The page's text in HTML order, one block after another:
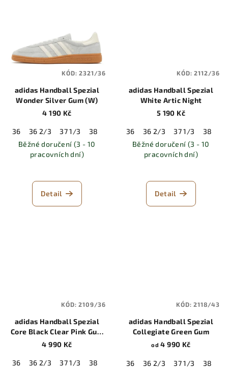
adidas Handball Spezial
Wonder Silver Gum (W)
4 190 Kč
36 36 2/3 37 1/3 38 38 2/3 39 1/3 40 40 2/3
Běžné doručení (3 - 10
pracovních dní)
Detail
KÓD:2321/36
adidas Handball Spezial
White Artic Night
5 190 Kč
36 36 2/3 37 1/3 38
Běžné doručení (3 - 10
pracovních dní)
Detail
KÓD:2112/36
adidas Handball Spezial
Core Black Clear Pink Gum
(W)
4 990 Kč
36 36 2/3 37 1/3 38 38 2/3 39 1/3 40 40 2/3
KÓD:2109/36
adidas Handball Spezial
Collegiate Green Gum
od 4 990 Kč
36 36 2/3 37 1/3 38
KÓD:2118/43